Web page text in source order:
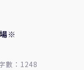
※
數：1248